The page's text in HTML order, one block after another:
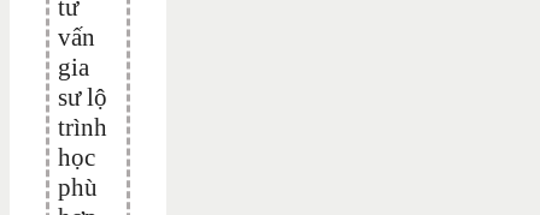
tư
vấn
gia
sư lộ
trình
học
phù